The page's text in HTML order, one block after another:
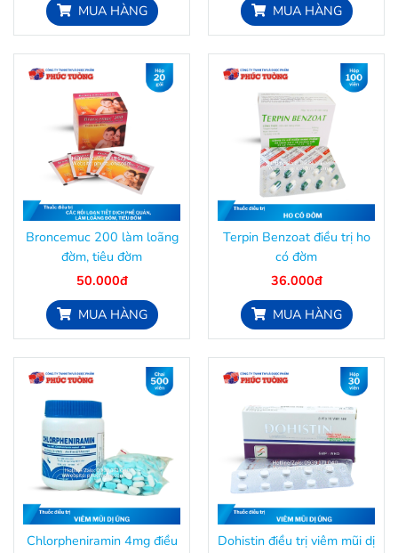
MUA HÀNG
MUA HÀNG
Broncemuc 200 làm loãng
đờm, tiêu đờm
50.000đ
MUA HÀNG
Terpin Benzoat điều trị ho
có đờm
36.000đ
MUA HÀNG
Chlorpheniramin 4mg điều
Dohistin điều trị viêm mũi dị